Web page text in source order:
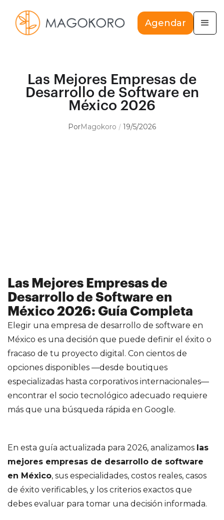
Agendar
Las Mejores Empresas de
Desarrollo de Software en
México 2026
PorMagokoro 19/5/2026
Las Mejores Empresas de
Desarrollo de Software en
México 2026: Guía Completa
Elegir una empresa de desarrollo de software en
México es una decisión que puede definir el éxito o
fracaso de tu proyecto digital. Con cientos de
opciones disponibles —desde boutiques
especializadas hasta corporativos internacionales—
encontrar el socio tecnológico adecuado requiere
más que una búsqueda rápida en Google.
En esta guía actualizada para 2026, analizamos las
mejores empresas de desarrollo de software
en México, sus especialidades, costos reales, casos
de éxito verificables, y los criterios exactos que
debes evaluar para tomar una decisión informada.